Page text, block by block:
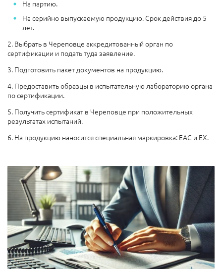
На партию.
На серийно выпускаемую продукцию. Срок действия до 5
лет.
2. Выбрать в Череповце аккредитованный орган по
сертификации и подать туда заявление.
3. Подготовить пакет документов на продукцию.
4. Предоставить образцы в испытательную лабораторию органа
по сертификации.
5. Получить сертификат в Череповце при положительных
результатах испытаний.
6. На продукцию наносится специальная маркировка: ЕАС и EX.